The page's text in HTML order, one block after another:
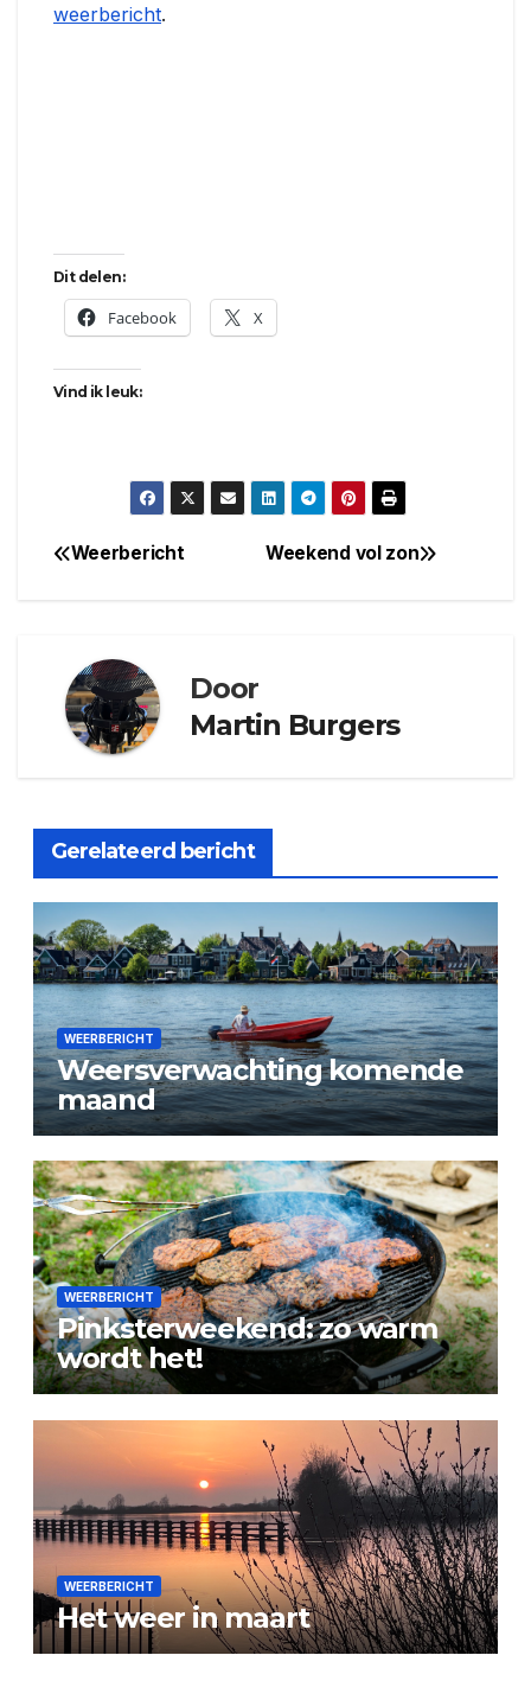
weerbericht.
Dit delen:
Facebook X
Vind ik leuk:
Bericht
Weekend vol zon
Weerbericht
Door
Martin Burgers
Gerelateerd bericht
WEERBERICHT
Weersverwachting komende
maand
WEERBERICHT
Pinksterweekend: zo warm
wordt het!
WEERBERICHT
Het weer in maart